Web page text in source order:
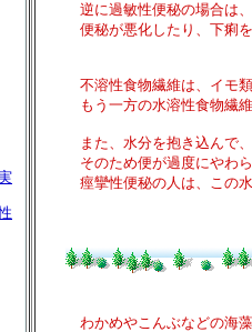
逆に過敏性便秘の場合は、
便秘が悪化したり、下痢を
不溶性食物繊維は、イモ類や
もう一方の水溶性食物繊維
また、水分を抱き込んで、
そのため便が過度にやわら
痙攣性便秘の人は、この水
わかめやこんぶなどの海藻